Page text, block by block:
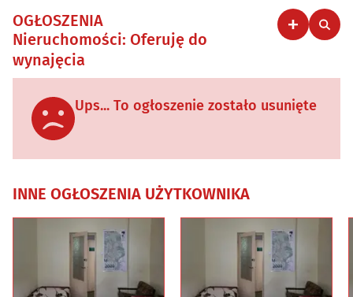
OGŁOSZENIA
Nieruchomości: Oferuję do
wynajęcia
Ups... To ogłoszenie zostało usunięte
INNE OGŁOSZENIA UŻYTKOWNIKA